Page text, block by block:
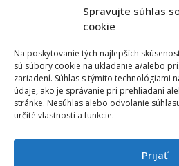
Spravujte súhlas
cookie
Na poskytovanie tých najlepších
sú súbory cookie na ukladanie a/alebo
zariadení. Súhlas s týmito technológiami
údaje, ako je správanie pri prehliadaní
stránke. Nesúhlas alebo odvolanie
určité vlastnosti a funkcie.
Prijať
+421 52 285 14 11
obchod@corageo.sk
Zákaznícka linka (HOTLINE)
Vzdelávací